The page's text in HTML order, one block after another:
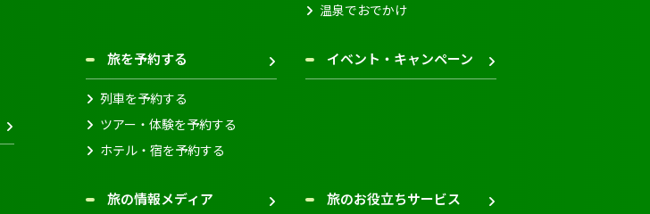
温泉でおでかけ
旅を予約する
列車を予約する
ツアー・体験を予約する
ホテル・宿を予約する
イベント・キャンペーン
旅の情報メディア 旅のお役立ちサービス